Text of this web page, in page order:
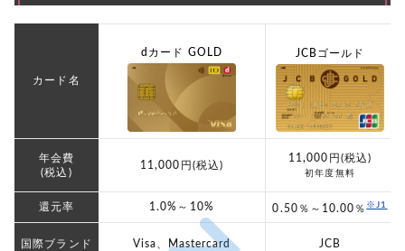
カード名
dカード GOLD JCBゴールド
年会費
(税込)
11,000円(税込)
11,000円(税込)
初年度無料
還元率 1.0%～10% 0.50％～10.00％※J1
国際ブランド Visa、Mastercard JCB